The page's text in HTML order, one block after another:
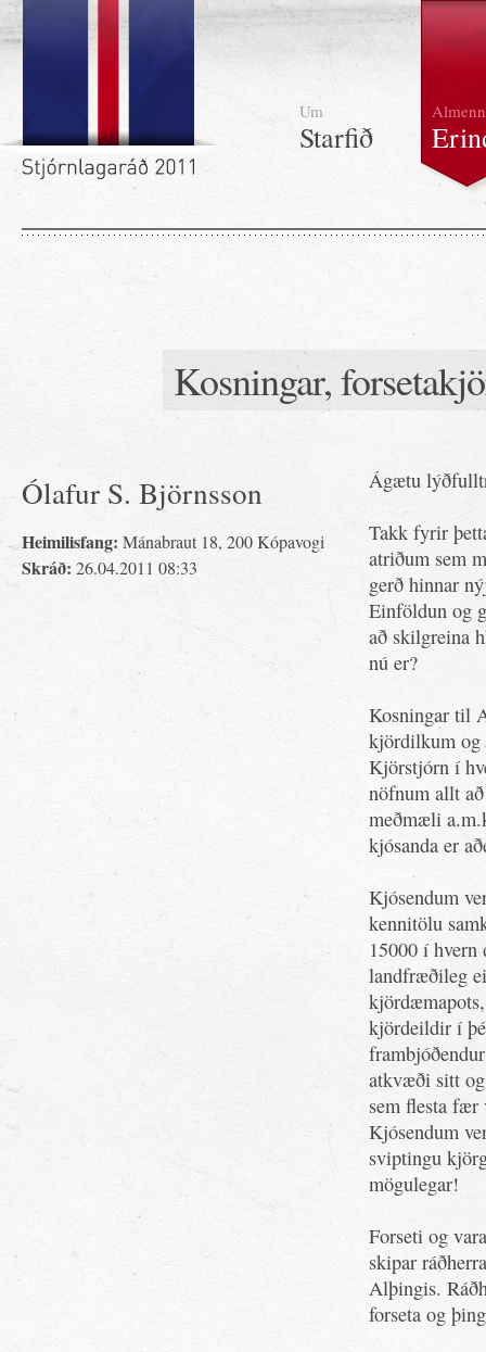
Um
Starfið
Almenn
Kosningar,
Ólafur S. Björnsson
Heimilisfang: Mánabraut 18, 200 Kópavogi
Skráð: 26.04.2011 08:33
Ágætu
Takk fyrir
atriðum sem
gerð hinnar
Einföldun og
að skilgreina
nú er?
Kosningar til
kjördilkum og
Kjörstjórn í
nöfnum allt
meðmæli
kjósanda er
Kjósendum
kennitölu
15000 í
landfræðileg
kjördeildir í
atkvæði sitt
sem flesta
Kjósendum
sviptingu
mögulegar!
Forseti og
skipar
Alþingis.
forseta og